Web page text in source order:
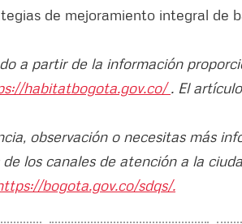
de mejoramiento integral de
a partir de la información
habitatbogota.gov.co/. El
observación o necesitas más
los canales de atención a la
bogota.gov.co/sdqs/.